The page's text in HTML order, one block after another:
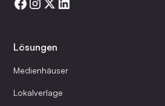
Lösungen
Medienhäuser
Lokalverlage